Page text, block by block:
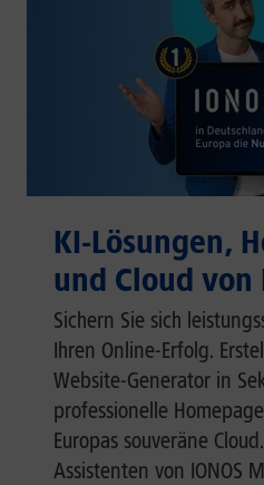
KI-Lösungen,
und Cloud von
Sichern Sie sich
Ihren Online-Erfolg.
Website-Generator in
professionelle
Europas souveräne
Assistenten von IONOS